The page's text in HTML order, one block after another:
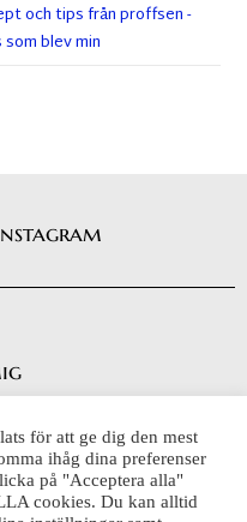
och tips från proffsen -
blev min
för att ge dig den mest
ihåg dina preferenser
på "Acceptera alla"
cookies. Du kan alltid